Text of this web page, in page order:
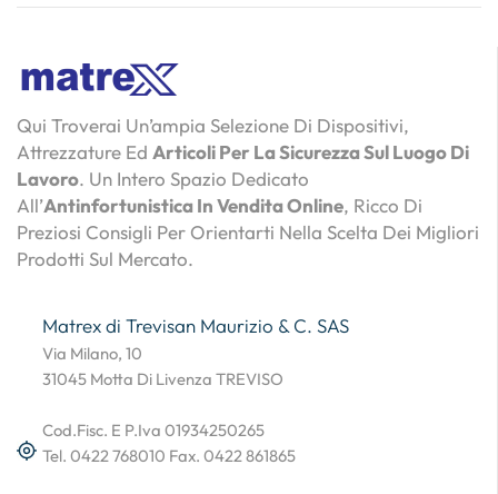
Qui Troverai Un’ampia Selezione Di Dispositivi,
Attrezzature Ed Articoli Per La Sicurezza Sul Luogo Di
Lavoro. Un Intero Spazio Dedicato
All’Antinfortunistica In Vendita Online, Ricco Di
Preziosi Consigli Per Orientarti Nella Scelta Dei Migliori
Prodotti Sul Mercato.
Matrex di Trevisan Maurizio & C. SAS
Via Milano, 10
31045 Motta Di Livenza TREVISO
Cod.Fisc. E P.Iva 01934250265
Tel. 0422 768010 Fax. 0422 861865